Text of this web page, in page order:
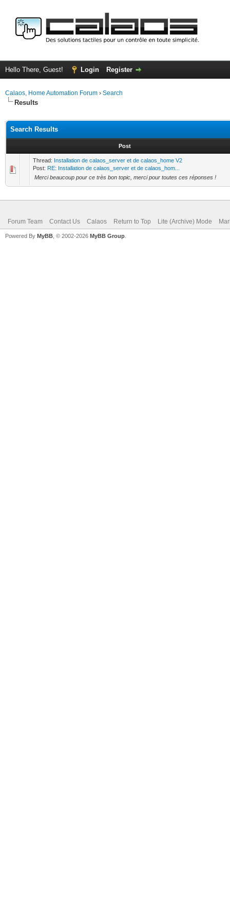
Hello There, Guest! Login Register
Calaos, Home Automation Forum › Search
Results
Search Results
Post
Thread: Installation de calaos_server et de calaos_home V2
Post: RE: Installation de calaos_server et de calaos_hom...
Merci beaucoup pour ce très bon topic, merci pour toutes ces réponses !
Forum Team Contact Us Calaos Return to Top Lite (Archive) Mode
Powered By MyBB , © 2002-2026 MyBB Group